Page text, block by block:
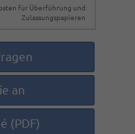
für Überführung und
Zulassungspapieren
an
(PDF)